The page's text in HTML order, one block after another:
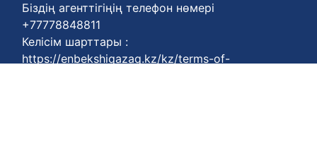
Біздің агенттігіңің телефон нөмері
+77778848811
Келісім шарттары :
https://enbekshiqazaq.kz/kz/terms-of-